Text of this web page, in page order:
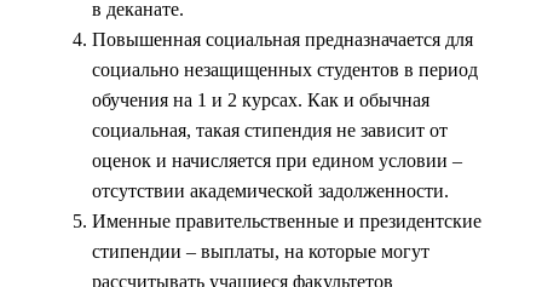
в деканате.
Повышенная социальная предназначается для
социально незащищенных студентов в период
обучения на 1 и 2 курсах. Как и обычная
социальная, такая стипендия не зависит от
оценок и начисляется при едином условии –
отсутствии академической задолженности.
Именные правительственные и президентские
стипендии – выплаты, на которые могут
рассчитывать учащиеся факультетов